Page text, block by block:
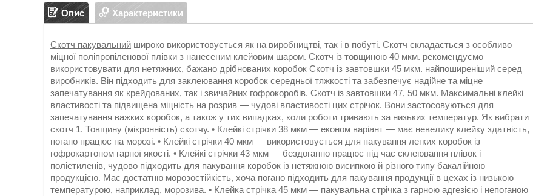
Опис Характеристики
Скотч пакувальний широко використовується як на виробництві, так і в побуті. Скотч складається з особливо
міцної поліпропіленової плівки з нанесеним клейовим шаром. Скотч із товщиною 40 мкм. рекомендуємо
використовувати для нетяжних, бажано дрібнованих коробок Скотч із завтовшки 45 мкм. найпоширеніший серед
виробників. Він підходить для заклеювання коробок середньої тяжкості та забезпечує надійне та міцне
запечатування як крейдованих, так і звичайних гофрокоробів. Скотч із завтовшки 47, 50 мкм. Максимальні клейкі
властивості та підвищена міцність на розрив — чудові властивості цих стрічок. Вони застосовуються для
запечатування важких коробок, а також у тих випадках, коли роботи тривають за низьких температур. Як вибрати
скотч 1. Товщину (мікронність) скотчу. • Клейкі стрічки 38 мкм — економ варіант — має невелику клейку здатність,
погано працює на морозі. • Клейкі стрічки 40 мкм — використовується для пакування легких коробок із
гофрокартоном гарної якості. • Клейкі стрічки 43 мкм — бездоганно працює під час склеювання плівок і
поліетиленів, чудово підходить для пакування коробок із нетяжною висипкою й різного типу бакалійною
продукцією. Має достатню морозостійкість, хоча погано підходить для пакування продукції в цехах із низькою
температурою, наприклад, морозива. • Клейка стрічка 45 мкм — пакувальна стрічка з гарною адгезією і непоганою